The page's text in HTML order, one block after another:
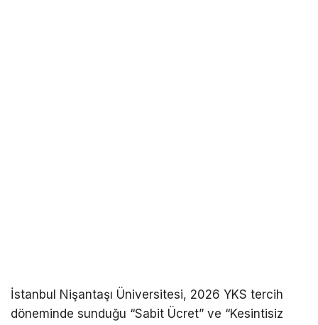
İstanbul Nişantaşı Üniversitesi, 2026 YKS tercih
döneminde sunduğu “Sabit Ücret” ve “Kesintisiz